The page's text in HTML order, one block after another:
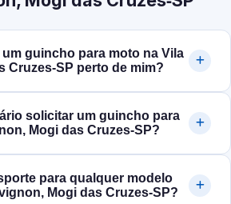
guincho para moto na Vila
Cruzes‑SP perto de mim?
solicitar um guincho para
Mogi das Cruzes‑SP?
para qualquer modelo
Mogi das Cruzes‑SP?